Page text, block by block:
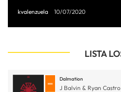
kvalenzuela 10/07/2020
LISTA
Dalmation
J Balvin & Ryan Castro